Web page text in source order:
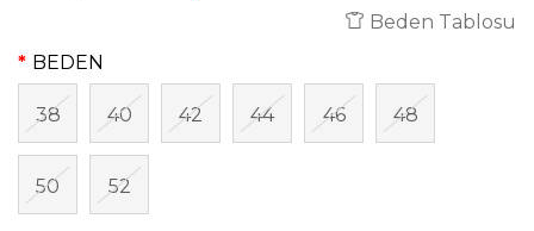
Beden Tablosu
BEDEN
38 40 42 44 46 48
50 52